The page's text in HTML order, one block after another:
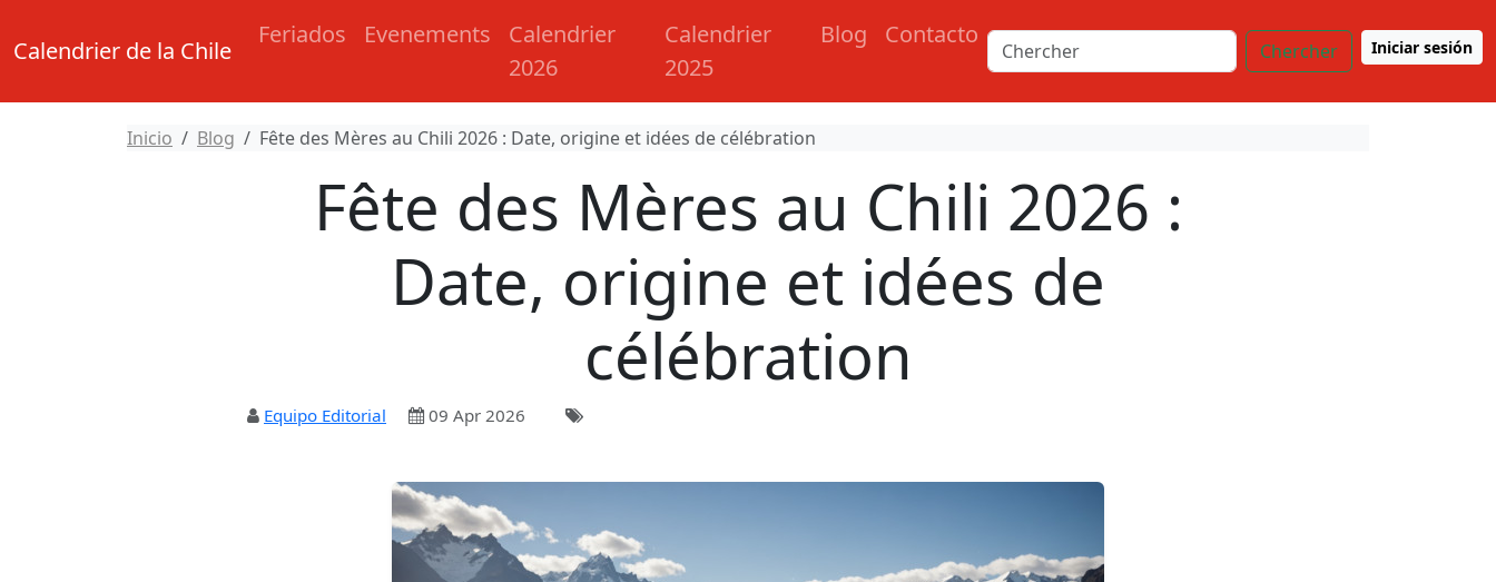
Calendrier de la Chile
Feriados Evenements
Calendrier
2026
Calendrier
2025
Blog Contacto
Chercher Iniciar sesión
Inicio Blog Fête des Mères au Chili 2026 : Date, origine et idées de célébration
Fête des Mères au Chili 2026 :
Date, origine et idées de
célébration
Equipo Editorial 09 Apr 2026